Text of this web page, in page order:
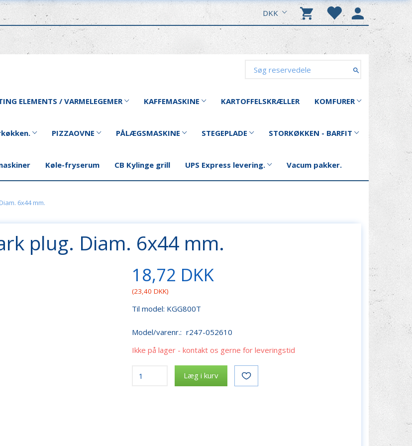
DKK
ELEMENTS / VARMELEGEMER KAFFEMASKINE KARTOFFELSKRÆLLER KOMFURER
PIZZAOVNE PÅLÆGSMASKINE STEGEPLADE STORKØKKEN - BARFIT
Køle-fryserum CB Kylinge grill UPS Express levering. Vacum pakker.
6x44 mm.
plug. Diam. 6x44 mm.
18,72 DKK
(23,40 DKK)
Til model: KGG800T
Model/varenr.: r247-052610
Ikke på lager - kontakt os gerne for leveringstid
Læg i kurv